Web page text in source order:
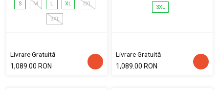
S M L XL 2XL
3XL
Livrare Gratuită
1,089.00 RON
3XL
Livrare Gratuită
1,089.00 RON